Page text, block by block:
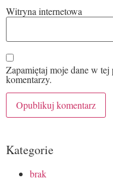
Witryna internetowa
Zapamiętaj moje dane w tej
komentarzy.
Kategorie
brak